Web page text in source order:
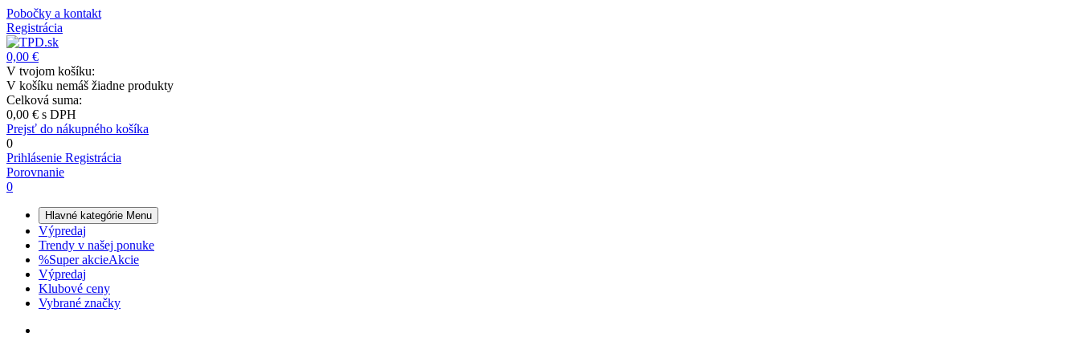
Pobočky a kontakt
Registrácia
0,00 €
V tvojom košíku:
V košíku nemáš žiadne produkty
Celková suma:
0,00 € s DPH
Prejsť do nákupného košíka
0
Prihlásenie Registrácia
Porovnanie
0
Hlavné kategórie Menu
Výpredaj
Trendy v našej ponuke
%Super akcieAkcie
Výpredaj
Klubové ceny
Vybrané značky